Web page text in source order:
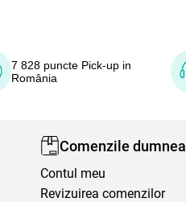
7 828 puncte Pick-up in
România
Comenzile
Contul meu
Revizuirea comenzilor